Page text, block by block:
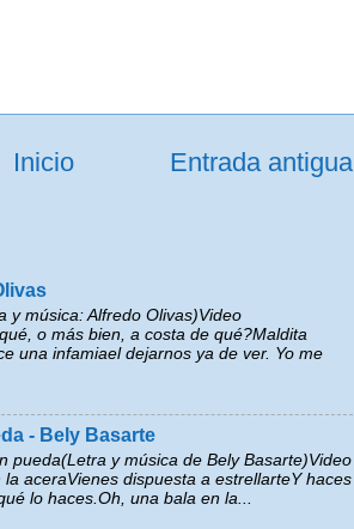
Entrada antigua
Inicio
y música: Alfredo Olivas)Video
o más bien, a costa de qué?Maldita
una infamiael dejarnos ya de ver. Yo me
- Bely Basarte
pueda(Letra y música de Bely Basarte)Video
aceraVienes dispuesta a estrellarteY haces
lo haces.Oh, una bala en la...